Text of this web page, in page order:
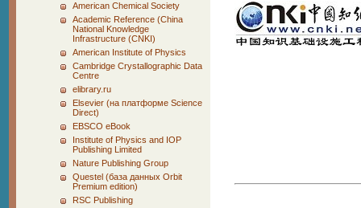
American Chemical Society
Academic Reference (China
National Knowledge
Infrastructure (CNKI)
American Institute of Physics
Cambridge Crystallographic Data
Centre
elibrary.ru
Elsevier (на платформе Science
Direct)
EBSCO eBook
Institute of Physics and IOP
Publishing Limited
Nature Publishing Group
Questel (база данных Orbit
Premium edition)
RSC Publishing